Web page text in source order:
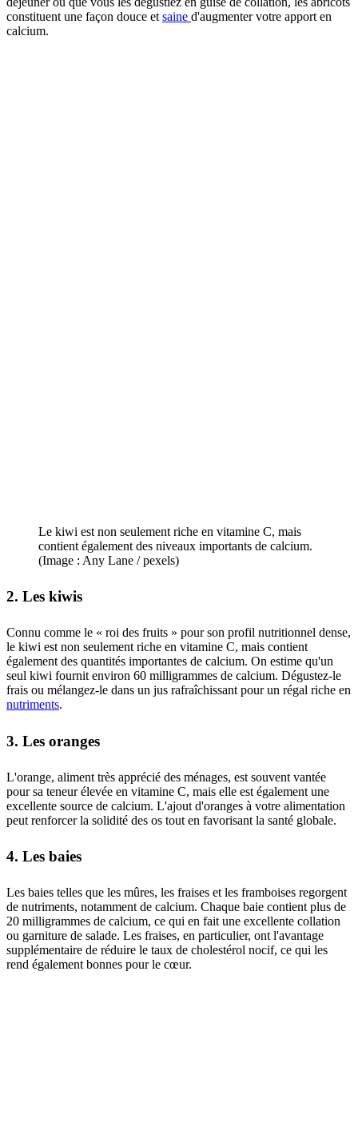
constituent une façon douce et saine d'augmenter votre apport en
calcium.
Le kiwi est non seulement riche en vitamine C, mais
contient également des niveaux importants de calcium.
(Image : Any Lane / pexels)
2. Les kiwis
Connu comme le « roi des fruits » pour son profil nutritionnel dense,
le kiwi est non seulement riche en vitamine C, mais contient
également des quantités importantes de calcium. On estime qu'un
seul kiwi fournit environ 60 milligrammes de calcium. Dégustez-le
frais ou mélangez-le dans un jus rafraîchissant pour un régal riche en
nutriments.
3. Les oranges
L'orange, aliment très apprécié des ménages, est souvent vantée
pour sa teneur élevée en vitamine C, mais elle est également une
excellente source de calcium. L'ajout d'oranges à votre alimentation
peut renforcer la solidité des os tout en favorisant la santé globale.
4. Les baies
Les baies telles que les mûres, les fraises et les framboises regorgent
de nutriments, notamment de calcium. Chaque baie contient plus de
20 milligrammes de calcium, ce qui en fait une excellente collation
ou garniture de salade. Les fraises, en particulier, ont l'avantage
supplémentaire de réduire le taux de cholestérol nocif, ce qui les
rend également bonnes pour le cœur.